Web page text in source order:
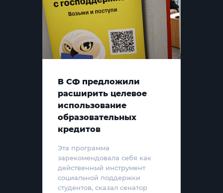
В СФ предложили
расширить целевое
использование
образовательных
кредитов
Эта программа
зарекомендовала себя как
действенный инструмент
социальной поддержки
студентов, сказал сенатор